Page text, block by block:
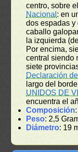
centro, sobre
Nacional : en
dos espadas y
caballo
la izquierda
Por encima,
central siendo
siete
Declaración
largo del
UNIDOS DE
encuentra el
Composición
Peso: 2,5
Diámetro: 19